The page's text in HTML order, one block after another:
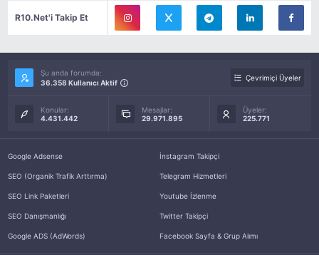
R10.Net'i Takip Et
Şu anda forumda:
36.358 Kullanıcı Aktif
Çevrimiçi Üyeler
Konular:
4.431.442
Mesajlar:
29.971.895
Üyeler:
225.771
Google Adsense
SEO (Organik Trafik Arttırma)
SEO Link Paketleri
SEO Danışmanlığı
Google ADS (AdWords)
İnstagram Takipçi
Telegram Hizmetleri
Youtube İzlenme
Twitter Takipçi
Facebook Sayfa & Grup Alımı